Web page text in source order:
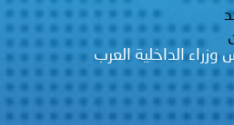
الداخلية العرب